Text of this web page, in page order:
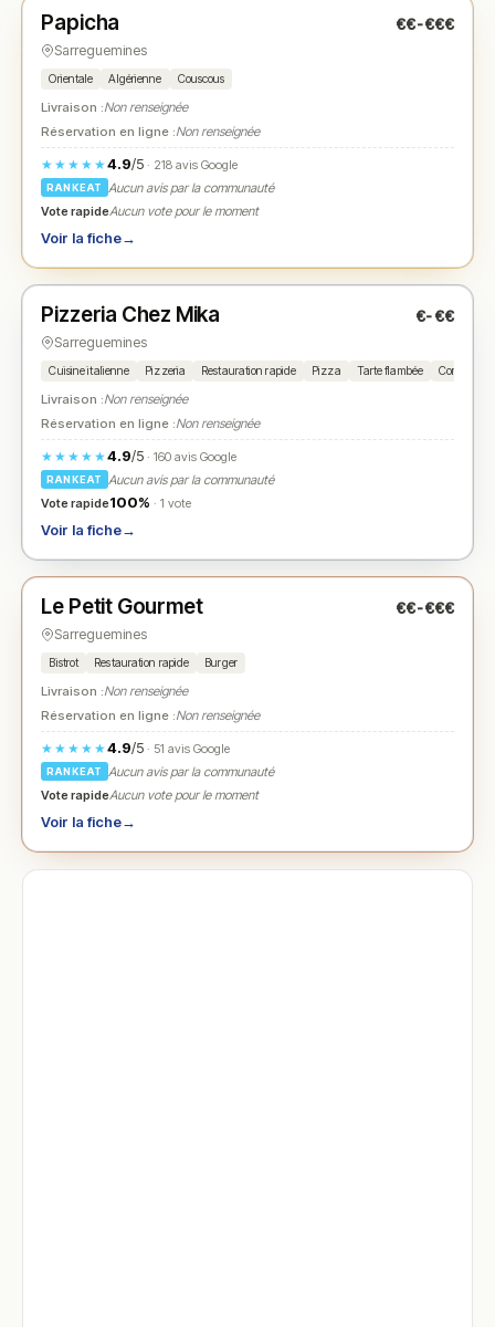
★ N° 1
Papicha €€-€€€
Sarreguemines
Orientale Algérienne Couscous
Livraison :Non renseignée
Réservation en ligne :Non renseignée
★★★★★4.9/5· 218 avis Google
RANKEAT
Aucun avis par la communauté
Vote rapideAucun vote pour le moment
Voir la fiche→
★ N° 2
Pizzeria Chez Mika €-€€
Sarreguemines
Cuisine italienne Pizzeria Restauration rapide Pizza Tarte flambée Cordon
Livraison :Non renseignée
Réservation en ligne :Non renseignée
★★★★★4.9/5· 160 avis Google
RANKEAT
Aucun avis par la communauté
Vote rapide100% · 1 vote
Voir la fiche→
★ N° 3
Le Petit Gourmet €€-€€€
Sarreguemines
Bistrot Restauration rapide Burger
Livraison :Non renseignée
Réservation en ligne :Non renseignée
★★★★★4.9/5· 51 avis Google
RANKEAT
Aucun avis par la communauté
Vote rapideAucun vote pour le moment
Voir la fiche→